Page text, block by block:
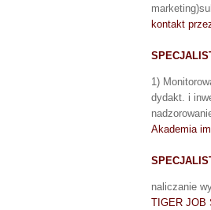
kontakt
1)
dydakt. i
Akademia
naliczanie
TIGER JOB